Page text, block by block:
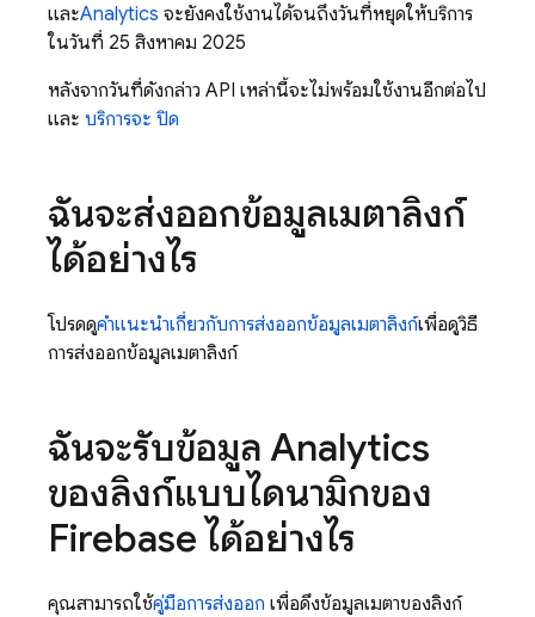
และAnalytics จะยังคงใช้งานได้จนถึงวันที่หยุดให้บริการ
ในวันที่ 25 สิงหาคม 2025
หลังจากวันที่ดังกล่าว API เหล่านี้จะไม่พร้อมใช้งานอีกต่อไป
และ บริการจะ ปิด
ฉันจะส่งออกข้อมูลเมตาลิงก์
ได้อย่างไร
โปรดดูคำแนะนำเกี่ยวกับการส่งออกข้อมูลเมตาลิงก์เพื่อดูวิธี
การส่งออกข้อมูลเมตาลิงก์
ฉันจะรับข้อมูล Analytics
ของลิงก์แบบไดนามิกของ
Firebase ได้อย่างไร
คุณสามารถใช้คู่มือการส่งออก เพื่อดึงข้อมูลเมตาของลิงก์